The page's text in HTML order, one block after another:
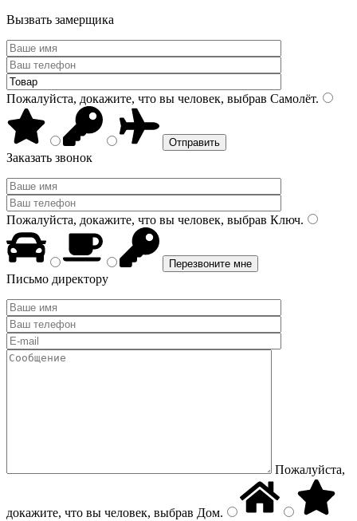
Вызвать замерщика
Пожалуйста, докажите, что вы человек, выбрав Самолёт.
Заказать звонок
Пожалуйста, докажите, что вы человек, выбрав Ключ.
Письмо директору
Пожалуйста,
докажите, что вы человек, выбрав Дом.